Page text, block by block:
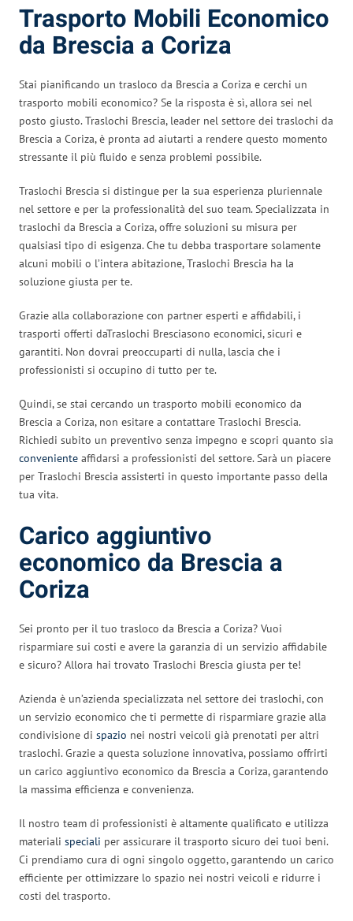
Trasporto Mobili Economico
da Brescia a Coriza
Stai pianificando un trasloco da Brescia a Coriza e cerchi un
trasporto mobili economico? Se la risposta è sì, allora sei nel
posto giusto. Traslochi Brescia, leader nel settore dei traslochi da
Brescia a Coriza, è pronta ad aiutarti a rendere questo momento
stressante il più fluido e senza problemi possibile.
Traslochi Brescia si distingue per la sua esperienza pluriennale
nel settore e per la professionalità del suo team. Specializzata in
traslochi da Brescia a Coriza, offre soluzioni su misura per
qualsiasi tipo di esigenza. Che tu debba trasportare solamente
alcuni mobili o l’intera abitazione, Traslochi Brescia ha la
soluzione giusta per te.
Grazie alla collaborazione con partner esperti e affidabili, i
trasporti offerti daTraslochi Bresciasono economici, sicuri e
garantiti. Non dovrai preoccuparti di nulla, lascia che i
professionisti si occupino di tutto per te.
Quindi, se stai cercando un trasporto mobili economico da
Brescia a Coriza, non esitare a contattare Traslochi Brescia.
Richiedi subito un preventivo senza impegno e scopri quanto sia
conveniente affidarsi a professionisti del settore. Sarà un piacere
per Traslochi Brescia assisterti in questo importante passo della
tua vita.
Carico aggiuntivo
economico da Brescia a
Coriza
Sei pronto per il tuo trasloco da Brescia a Coriza? Vuoi
risparmiare sui costi e avere la garanzia di un servizio affidabile
e sicuro? Allora hai trovato Traslochi Brescia giusta per te!
Azienda è un’azienda specializzata nel settore dei traslochi, con
un servizio economico che ti permette di risparmiare grazie alla
condivisione di spazio nei nostri veicoli già prenotati per altri
traslochi. Grazie a questa soluzione innovativa, possiamo offrirti
un carico aggiuntivo economico da Brescia a Coriza, garantendo
la massima efficienza e convenienza.
Il nostro team di professionisti è altamente qualificato e utilizza
materiali speciali per assicurare il trasporto sicuro dei tuoi beni.
Ci prendiamo cura di ogni singolo oggetto, garantendo un carico
efficiente per ottimizzare lo spazio nei nostri veicoli e ridurre i
costi del trasporto.